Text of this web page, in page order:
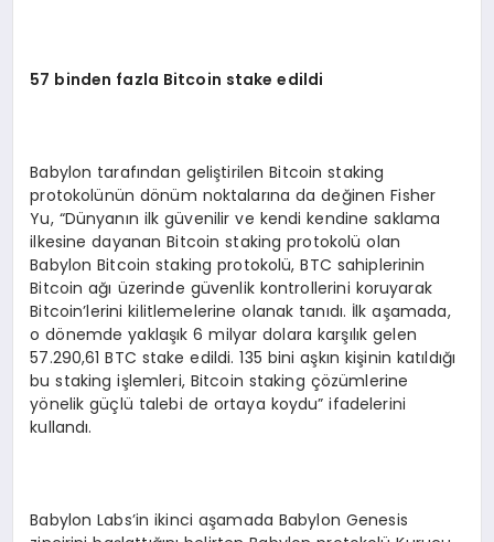
57 binden fazla Bitcoin stake edildi
Babylon tarafından geliştirilen Bitcoin staking
protokolünün dönüm noktalarına da değinen Fisher
Yu, “Dünyanın ilk güvenilir ve kendi kendine saklama
ilkesine dayanan Bitcoin staking protokolü olan
Babylon Bitcoin staking protokolü, BTC sahiplerinin
Bitcoin ağı üzerinde güvenlik kontrollerini koruyarak
Bitcoin’lerini kilitlemelerine olanak tanıdı. İlk aşamada,
o dönemde yaklaşık 6 milyar dolara karşılık gelen
57.290,61 BTC stake edildi. 135 bini aşkın kişinin katıldığı
bu staking işlemleri, Bitcoin staking çözümlerine
yönelik güçlü talebi de ortaya koydu” ifadelerini
kullandı.
Babylon Labs’in ikinci aşamada Babylon Genesis